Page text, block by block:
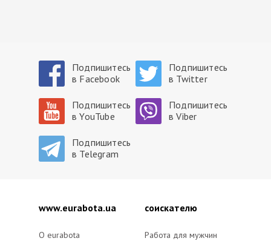
Подпишитесь
в Facebook
Подпишитесь
в Twitter
Подпишитесь
в YouTube
Подпишитесь
в Viber
Подпишитесь
в Telegram
www.eurabota.ua
O eurabota
cоискателю
Работа для мужчин